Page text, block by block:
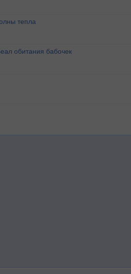
тепла
обитания бабочек